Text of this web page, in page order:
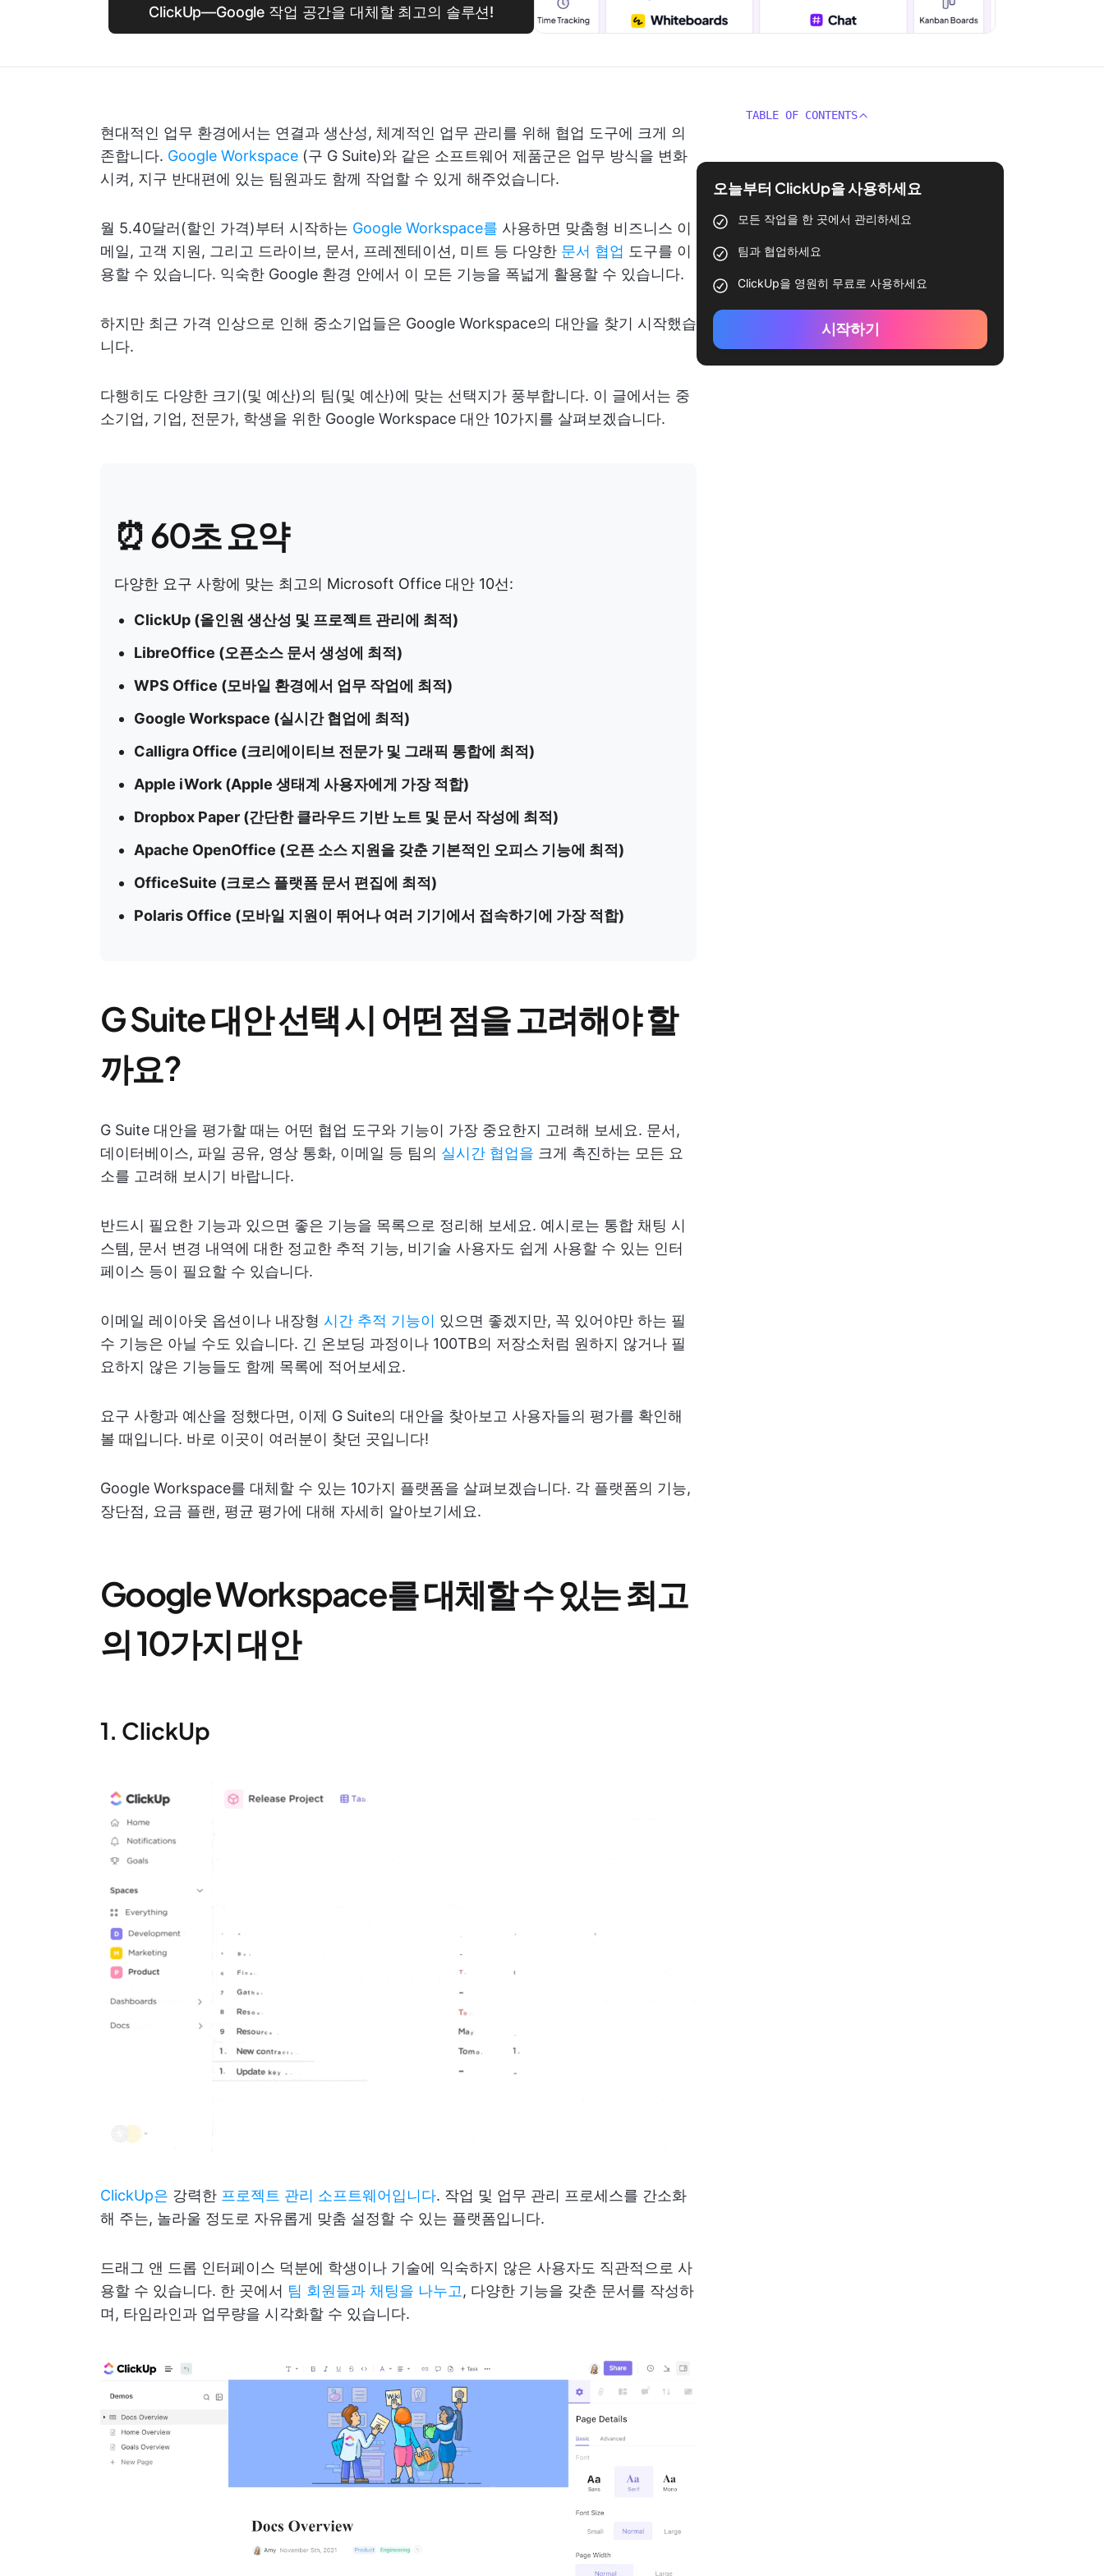
ClickUp—Google 작업 공간을 대체할 최고의 솔루션!
현대적인 업무 환경에서는 연결과 생산성, 체계적인 업무 관리를 위해 협업 도구에 크게 의
존합니다. Google Workspace (구 G Suite)와 같은 소프트웨어 제품군은 업무 방식을 변화
시켜, 지구 반대편에 있는 팀원과도 함께 작업할 수 있게 해주었습니다.
월 5.40달러(할인 가격)부터 시작하는 Google Workspace를 사용하면 맞춤형 비즈니스 이
메일, 고객 지원, 그리고 드라이브, 문서, 프레젠테이션, 미트 등 다양한 문서 협업 도구를 이
용할 수 있습니다. 익숙한 Google 환경 안에서 이 모든 기능을 폭넓게 활용할 수 있습니다.
하지만 최근 가격 인상으로 인해 중소기업들은 Google Workspace의 대안을 찾기 시작했습
니다.
다행히도 다양한 크기(및 예산)의 팀(및 예산)에 맞는 선택지가 풍부합니다. 이 글에서는 중
소기업, 기업, 전문가, 학생을 위한 Google Workspace 대안 10가지를 살펴보겠습니다.
⏰ 60초 요약
다양한 요구 사항에 맞는 최고의 Microsoft Office 대안 10선:
ClickUp (올인원 생산성 및 프로젝트 관리에 최적)
LibreOffice (오픈소스 문서 생성에 최적)
WPS Office (모바일 환경에서 업무 작업에 최적)
Google Workspace (실시간 협업에 최적)
Calligra Office (크리에이티브 전문가 및 그래픽 통합에 최적)
Apple iWork (Apple 생태계 사용자에게 가장 적합)
Dropbox Paper (간단한 클라우드 기반 노트 및 문서 작성에 최적)
Apache OpenOffice (오픈 소스 지원을 갖춘 기본적인 오피스 기능에 최적)
OfficeSuite (크로스 플랫폼 문서 편집에 최적)
Polaris Office (모바일 지원이 뛰어나 여러 기기에서 접속하기에 가장 적합)
G Suite 대안 선택 시 어떤 점을 고려해야 할
까요?
G Suite 대안을 평가할 때는 어떤 협업 도구와 기능이 가장 중요한지 고려해 보세요. 문서,
데이터베이스, 파일 공유, 영상 통화, 이메일 등 팀의 실시간 협업을 크게 촉진하는 모든 요
소를 고려해 보시기 바랍니다.
반드시 필요한 기능과 있으면 좋은 기능을 목록으로 정리해 보세요. 예시로는 통합 채팅 시
스템, 문서 변경 내역에 대한 정교한 추적 기능, 비기술 사용자도 쉽게 사용할 수 있는 인터
페이스 등이 필요할 수 있습니다.
이메일 레이아웃 옵션이나 내장형 시간 추적 기능이 있으면 좋겠지만, 꼭 있어야만 하는 필
수 기능은 아닐 수도 있습니다. 긴 온보딩 과정이나 100TB의 저장소처럼 원하지 않거나 필
요하지 않은 기능들도 함께 목록에 적어보세요.
요구 사항과 예산을 정했다면, 이제 G Suite의 대안을 찾아보고 사용자들의 평가를 확인해
볼 때입니다. 바로 이곳이 여러분이 찾던 곳입니다!
Google Workspace를 대체할 수 있는 10가지 플랫폼을 살펴보겠습니다. 각 플랫폼의 기능,
장단점, 요금 플랜, 평균 평가에 대해 자세히 알아보기세요.
Google Workspace를 대체할 수 있는 최고
의 10가지 대안
1. ClickUp
ClickUp은 강력한 프로젝트 관리 소프트웨어입니다. 작업 및 업무 관리 프로세스를 간소화
해 주는, 놀라울 정도로 자유롭게 맞춤 설정할 수 있는 플랫폼입니다.
드래그 앤 드롭 인터페이스 덕분에 학생이나 기술에 익숙하지 않은 사용자도 직관적으로 사
용할 수 있습니다. 한 곳에서 팀 회원들과 채팅을 나누고, 다양한 기능을 갖춘 문서를 작성하
며, 타임라인과 업무량을 시각화할 수 있습니다.
TABLE OF CONTENTS
오늘부터 ClickUp을 사용하세요
모든 작업을 한 곳에서 관리하세요
팀과 협업하세요
ClickUp을 영원히 무료로 사용하세요
시작하기